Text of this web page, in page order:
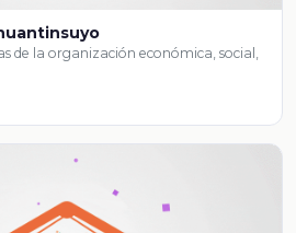
de la organización económica, social,